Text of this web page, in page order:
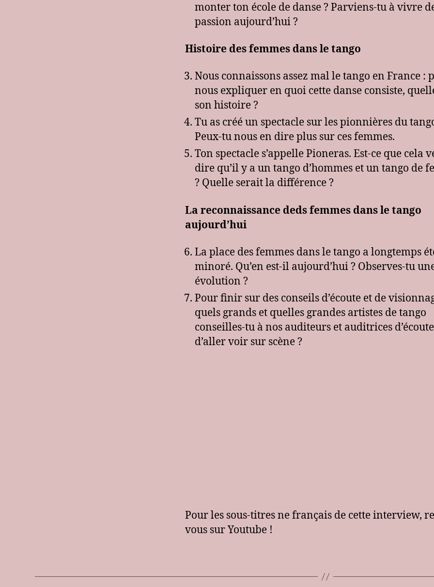
monter ton école de danse ? Parviens-tu à vivre
passion aujourd’hui ?
Histoire des femmes dans le tango
Nous connaissons assez mal le tango en France :
nous expliquer en quoi cette danse consiste,
son histoire ?
Tu as créé un spectacle sur les pionnières du
Peux-tu nous en dire plus sur ces femmes.
Ton spectacle s’appelle Pioneras. Est-ce que cela
dire qu’il y a un tango d’hommes et un tango de
? Quelle serait la différence ?
La reconnaissance deds femmes dans le tango
aujourd’hui
La place des femmes dans le tango a longtemps
minoré. Qu’en est-il aujourd’hui ? Observes-tu
évolution ?
Pour finir sur des conseils d’écoute et de
quels grands et quelles grandes artistes de tango
conseilles-tu à nos auditeurs et auditrices
d’aller voir sur scène ?
Pour les sous-titres ne français de cette interview,
vous sur Youtube !